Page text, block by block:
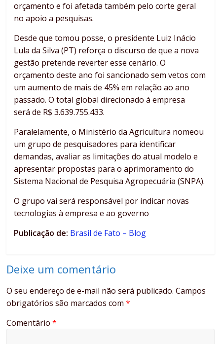
orçamento e foi afetada também pelo corte geral
no apoio a pesquisas.
Desde que tomou posse, o presidente Luiz Inácio
Lula da Silva (PT) reforça o discurso de que a nova
gestão pretende reverter esse cenário. O
orçamento deste ano foi sancionado sem vetos com
um aumento de mais de 45% em relação ao ano
passado. O total global direcionado à empresa
será de R$ 3.639.755.433.
Paralelamente, o Ministério da Agricultura nomeou
um grupo de pesquisadores para identificar
demandas, avaliar as limitações do atual modelo e
apresentar propostas para o aprimoramento do
Sistema Nacional de Pesquisa Agropecuária (SNPA).
O grupo vai será responsável por indicar novas
tecnologias à empresa e ao governo
Publicação de: Brasil de Fato – Blog
Deixe um comentário
O seu endereço de e-mail não será publicado. Campos
obrigatórios são marcados com*
Comentário*